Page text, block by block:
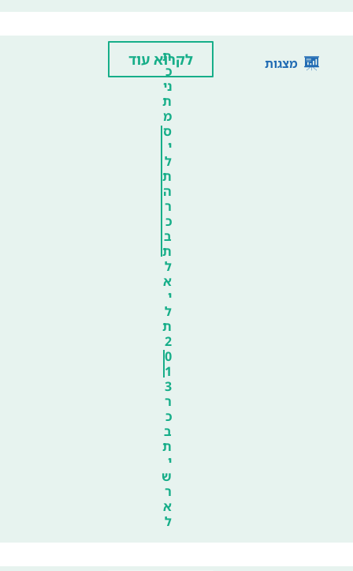
מצגות
ת
כ
ני
ת
מ
ס
י
ל
ת
ה
ר
כ
ב
ת
ל
א
י
ל
ת
2
0
1
3
ר
כ
ב
ת
י
ש
ר
א
ל
לקרוא עוד